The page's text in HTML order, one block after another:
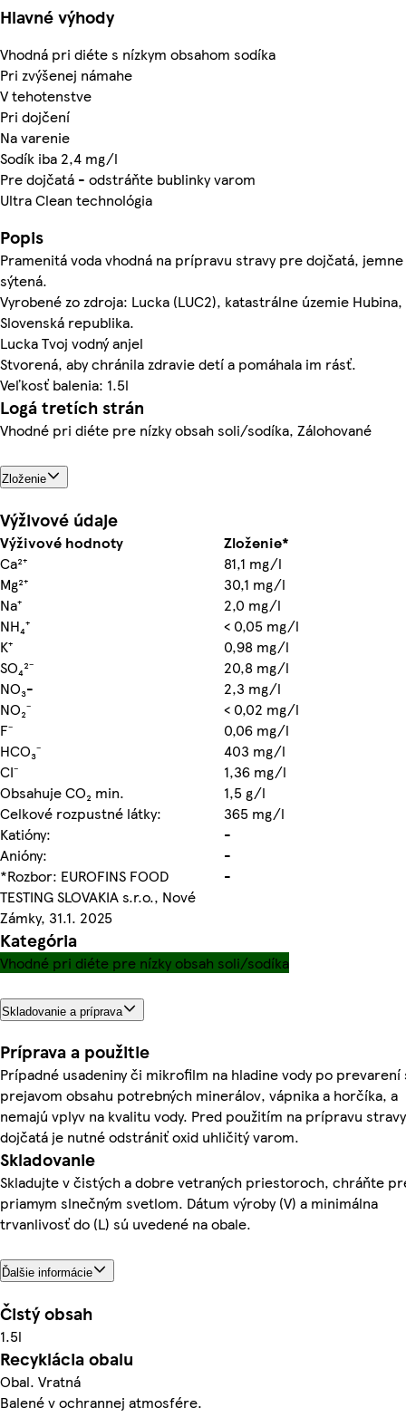
Hlavné výhody
Vhodná pri diéte s nízkym obsahom sodíka
Pri zvýšenej námahe
V tehotenstve
Pri dojčení
Na varenie
Sodík iba 2,4 mg/l
Pre dojčatá - odstráňte bublinky varom
Ultra Clean technológia
Popis
Pramenitá voda vhodná na prípravu stravy pre dojčatá, jemne
sýtená.
Vyrobené zo zdroja: Lucka (LUC2), katastrálne územie Hubina,
Slovenská republika.
Lucka Tvoj vodný anjel
Stvorená, aby chránila zdravie detí a pomáhala im rásť.
Veľkosť balenia: 1.5l
Logá tretích strán
Vhodné pri diéte pre nízky obsah soli/sodíka, Zálohované
Zloženie
Výživové údaje
Výživové hodnoty
Zloženie*
Ca²⁺
81,1 mg/l
Mg²⁺
30,1 mg/l
Na⁺
2,0 mg/l
NH₄⁺
< 0,05 mg/l
K⁺
0,98 mg/l
SO₄²⁻
20,8 mg/l
NO₃-
2,3 mg/l
NO₂⁻
< 0,02 mg/l
F⁻
0,06 mg/l
HCO₃⁻
403 mg/l
CI⁻
1,36 mg/l
Obsahuje CO₂ min.
1,5 g/l
Celkové rozpustné látky:
365 mg/l
Katióny:
-
Anióny:
-
*Rozbor: EUROFINS FOOD
TESTING SLOVAKIA s.r.o., Nové
Zámky, 31.1. 2025
-
Kategória
Vhodné pri diéte pre nízky obsah soli/sodíka
Skladovanie a príprava
Príprava a použitie
Prípadné usadeniny či mikrofilm na hladine vody po prevarení
prejavom obsahu potrebných minerálov, vápnika a horčíka, a
nemajú vplyv na kvalitu vody. Pred použitím na prípravu
dojčatá je nutné odstrániť oxid uhličitý varom.
Skladovanie
Skladujte v čistých a dobre vetraných priestoroch, chráňte
priamym slnečným svetlom. Dátum výroby (V) a minimálna
trvanlivosť do (L) sú uvedené na obale.
Ďalšie informácie
Čistý obsah
1.5l
Recyklácia obalu
Obal. Vratná
Balené v ochrannej atmosfére.